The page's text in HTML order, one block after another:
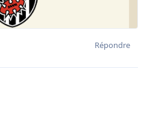
Répondre